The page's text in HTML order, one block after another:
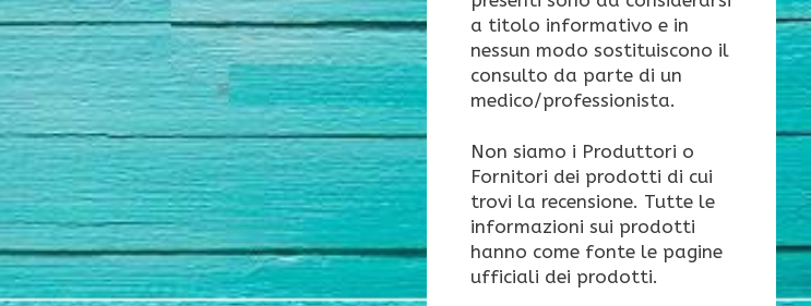
a titolo informativo e in
nessun modo sostituiscono il
consulto da parte di un
medico/professionista.
Non siamo i Produttori o
Fornitori dei prodotti di cui
trovi la recensione. Tutte le
informazioni sui prodotti
hanno come fonte le pagine
ufficiali dei prodotti.